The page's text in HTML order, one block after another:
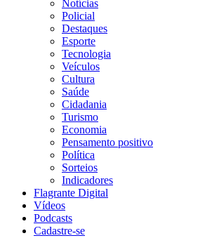
Notícias
Policial
Destaques
Esporte
Tecnologia
Veículos
Cultura
Saúde
Cidadania
Turismo
Economia
Pensamento positivo
Política
Sorteios
Indicadores
Flagrante Digital
Vídeos
Podcasts
Cadastre-se